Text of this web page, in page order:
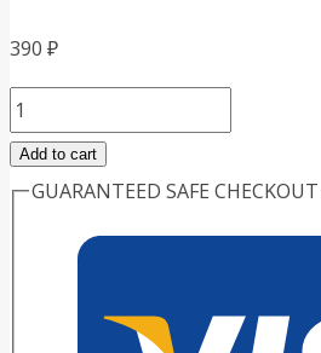
390 ₽
ЧИСТОТЕЛ
антигельминтик
для
Add to cart
GUARANTEED SAFE CHECKOUT